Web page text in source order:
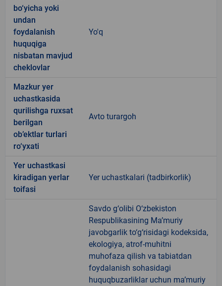
bo‘yicha yoki
undan
foydalanish
huquqiga
nisbatan mavjud
cheklovlar
Yo'q
Mazkur yer
uchastkasida
qurilishga ruxsat
berilgan
ob’ektlar turlari
ro‘yxati
Avto turargoh
Yer uchastkasi
kiradigan yerlar
toifasi
Yer uchastkalari (tadbirkorlik)
Savdo g‘olibi O‘zbekiston
Respublikasining Ma’muriy
javobgarlik to‘g‘risidagi kodeksida,
ekologiya, atrof-muhitni
muhofaza qilish va tabiatdan
foydalanish sohasidagi
huquqbuzarliklar uchun ma’muriy